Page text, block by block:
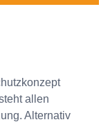
allen
Alternativ